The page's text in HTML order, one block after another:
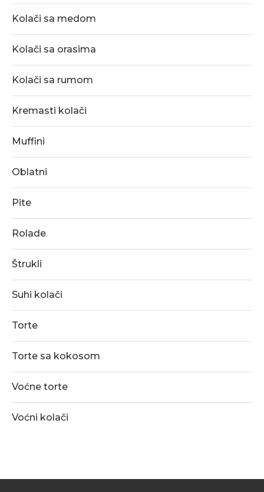
Kolači sa medom
Kolači sa orasima
Kolači sa rumom
Kremasti kolači
Muffini
Oblatni
Pite
Rolade
Štrukli
Suhi kolači
Torte
Torte sa kokosom
Voćne torte
Voćni kolači